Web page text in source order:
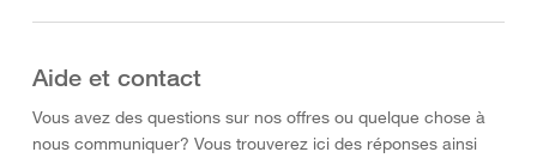
Aide et contact
Vous avez des questions sur nos offres ou quelque chose à
nous communiquer? Vous trouverez ici des réponses ainsi